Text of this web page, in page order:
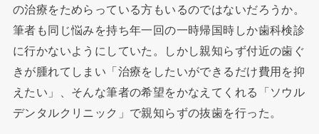
の治療をためらっている方もいるのではないだろうか。
筆者も同じ悩みを持ち年一回の一時帰国時しか歯科検診
に行かないようにしていた。しかし親知らず付近の歯ぐ
きが腫れてしまい「治療をしたいができるだけ費用を抑
えたい」、そんな筆者の希望をかなえてくれる「ソウル
デンタルクリニック」で親知らずの抜歯を行った。